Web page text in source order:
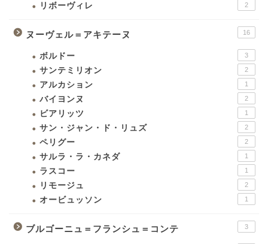
リボーヴィレ 2
ヌーヴェル＝アキテーヌ 16
ボルドー 3
サンテミリオン 2
アルカション 1
バイヨンヌ 2
ビアリッツ 1
サン・ジャン・ド・リュズ 2
ペリグー 2
サルラ・ラ・カネダ 1
ラスコー 1
リモージュ 2
オービュッソン 1
ブルゴーニュ＝フランシュ＝コンテ 3